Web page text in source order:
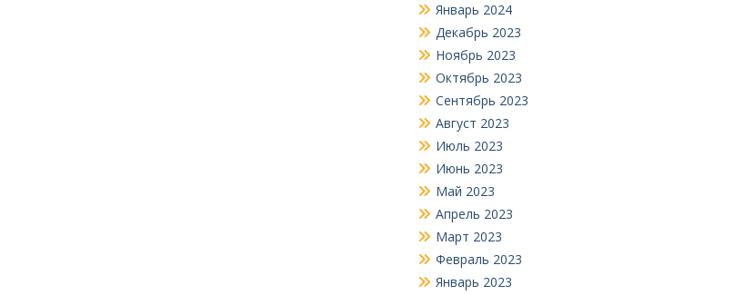
Январь 2024
Декабрь 2023
Ноябрь 2023
Октябрь 2023
Сентябрь 2023
Август 2023
Июль 2023
Июнь 2023
Май 2023
Апрель 2023
Март 2023
Февраль 2023
Январь 2023